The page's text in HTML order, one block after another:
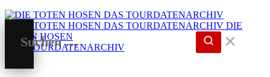
DIE
TOTEN HOSEN
DAS TOURDATENARCHIV
✕